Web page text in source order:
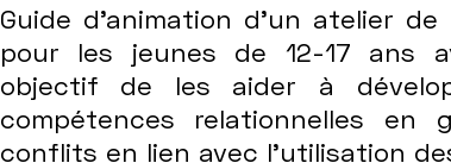
Guide d’animation d’un atelier
pour les jeunes de 12-17 ans
objectif de les aider à
compétences relationnelles en
conflits en lien avec l’utilisation